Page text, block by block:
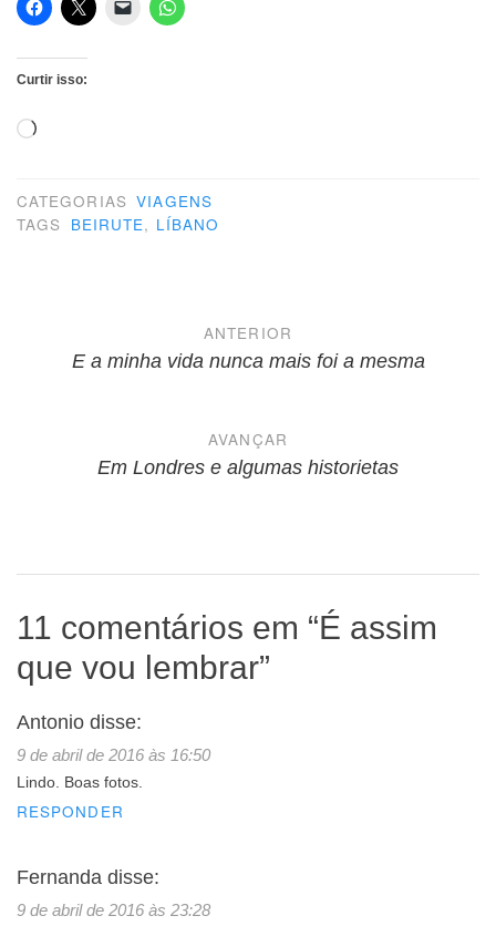
Curtir isso:
Carregando...
CATEGORIAS VIAGENS
TAGS BEIRUTE, LÍBANO
NavegaçãoANTERIOR
E a minha vida nunca mais foi a mesma
AVANÇAR
Em Londres e algumas historietas
11 comentários em “É assim
que vou lembrar”
Antonio disse:
9 de abril de 2016 às 16:50
Lindo. Boas fotos.
RESPONDER
Fernanda disse:
9 de abril de 2016 às 23:28